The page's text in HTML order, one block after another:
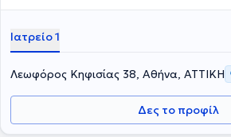
Ιατρείο 1
Λεωφόρος Κηφισίας 38, Αθήνα, ΑΤΤΙΚΗ
Δες το προφίλ